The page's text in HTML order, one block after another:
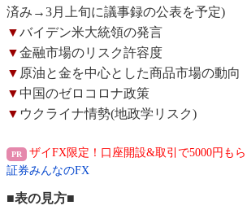
済み→3月上旬に議事録の公表を予定)
▼バイデン米大統領の発言
▼金融市場のリスク許容度
▼ 原油と金を中心とした商品市場の動向
▼ 中国のゼロコロナ政策
▼ ウクライナ情勢(地政学リスク)
ザイFX限定！口座開設&取引で5000円もら
証券みんなのFX
■表の見方■